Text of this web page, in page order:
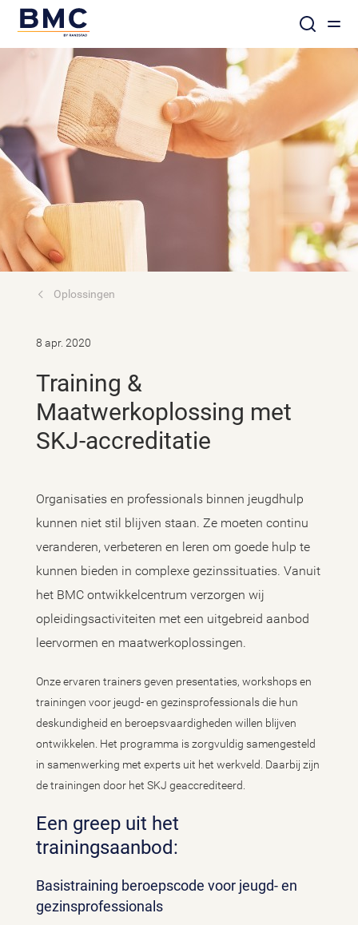
Oplossingen
8 apr. 2020
Training &
Maatwerkoplossing met
SKJ-accreditatie
Organisaties en professionals binnen jeugdhulp
kunnen niet stil blijven staan. Ze moeten continu
veranderen, verbeteren en leren om goede hulp te
kunnen bieden in complexe gezinssituaties. Vanuit
het BMC ontwikkelcentrum verzorgen wij
opleidingsactiviteiten met een uitgebreid aanbod
leervormen en maatwerkoplossingen.
Onze ervaren trainers geven presentaties, workshops en
trainingen voor jeugd- en gezinsprofessionals die hun
deskundigheid en beroepsvaardigheden willen blijven
ontwikkelen. Het programma is zorgvuldig samengesteld
in samenwerking met experts uit het werkveld. Daarbij zijn
de trainingen door het SKJ geaccrediteerd.
Een greep uit het
trainingsaanbod:
Basistraining beroepscode voor jeugd- en
gezinsprofessionals